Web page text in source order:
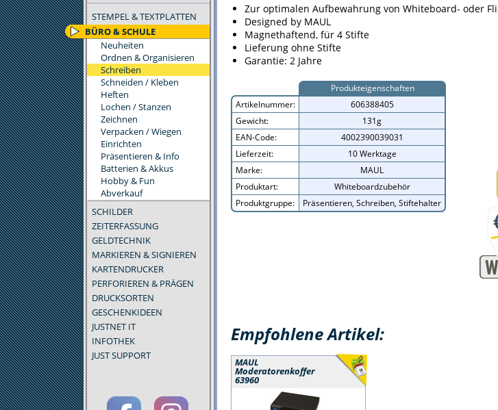
STEMPEL & TEXTPLATTEN
BÜRO & SCHULE
Neuheiten
Ordnen & Organisieren
Schreiben
Schneiden / Kleben
Heften
Lochen / Stanzen
Zeichnen
Verpacken / Wiegen
Einrichten
Präsentieren & Info
Batterien & Akkus
Hobby & Fun
Abverkauf
SCHILDER
ZEITERFASSUNG
GELDTECHNIK
MARKIEREN & SIGNIEREN
KARTENDRUCKER
PERFORIEREN & PRÄGEN
DRUCKSORTEN
GESCHENKIDEEN
JUSTNET IT
INFOTHEK
JUST SUPPORT
Zur optimalen Aufbewahrung von Whiteboard- oder
Designed by MAUL
Magnethaftend, für 4 Stifte
Lieferung ohne Stifte
Garantie: 2 Jahre
Produkteigenschaften
Artikelnummer:
606388405
Gewicht:
131g
EAN-Code:
4002390039031
Lieferzeit:
10 Werktage
Marke:
MAUL
Produktart:
Whiteboardzubehör
Produktgruppe:
Präsentieren, Schreiben, Stiftehalter
Empfohlene Artikel:
MAUL
Moderatorenkoffer
63960